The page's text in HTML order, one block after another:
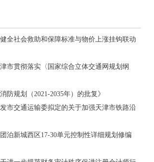
全社会救助和保障标准与物价上涨挂钩联动
市贯彻落实〈国家综合立体交通网规划纲
防规划（2021-2035年）的批复》
市交通运输委拟定的关于加强天津市铁路沿
泊新城西区17-30单元控制性详细规划修编